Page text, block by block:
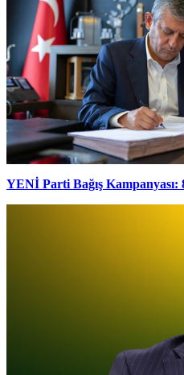
YENİ Parti Bağış